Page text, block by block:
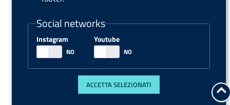
Social networks
Instagram Youtube
ACCETTA SELEZIONATI
g
r
m
f
y